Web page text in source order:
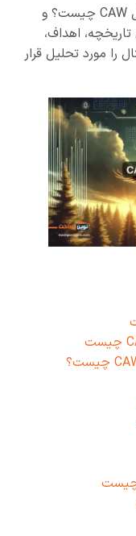
در این مقاله، به بررسی اینکه ارز دیجیتال CAW چیست؟ و
اهداف،
را مورد تحلیل قرار